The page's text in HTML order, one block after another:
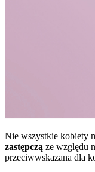
Nie wszystkie kobiety
zastępczą ze względu
przeciwwskazana dla